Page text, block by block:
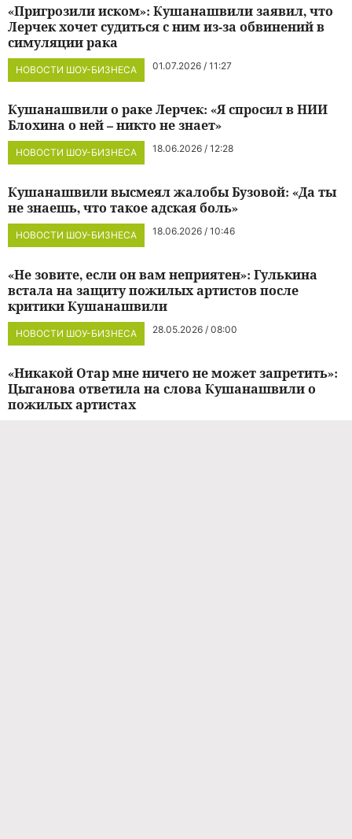
НОВОСТИ ШОУ-БИЗНЕСА 01.07.2026 / 11:27
«Пригрозили иском»: Кушанашвили заявил, что
Лерчек хочет судиться с ним из-за обвинений в
симуляции рака
НОВОСТИ ШОУ-БИЗНЕСА 18.06.2026 / 12:28
Кушанашвили о раке Лерчек: «Я спросил в НИИ
Блохина о ней – никто не знает»
НОВОСТИ ШОУ-БИЗНЕСА 18.06.2026 / 10:46
Кушанашвили высмеял жалобы Бузовой: «Да ты
не знаешь, что такое адская боль»
НОВОСТИ ШОУ-БИЗНЕСА 28.05.2026 / 08:00
«Не зовите, если он вам неприятен»: Гулькина
встала на защиту пожилых артистов после
критики Кушанашвили
«Никакой Отар мне ничего не может запретить»:
Цыганова ответила на слова Кушанашвили о
пожилых артистах